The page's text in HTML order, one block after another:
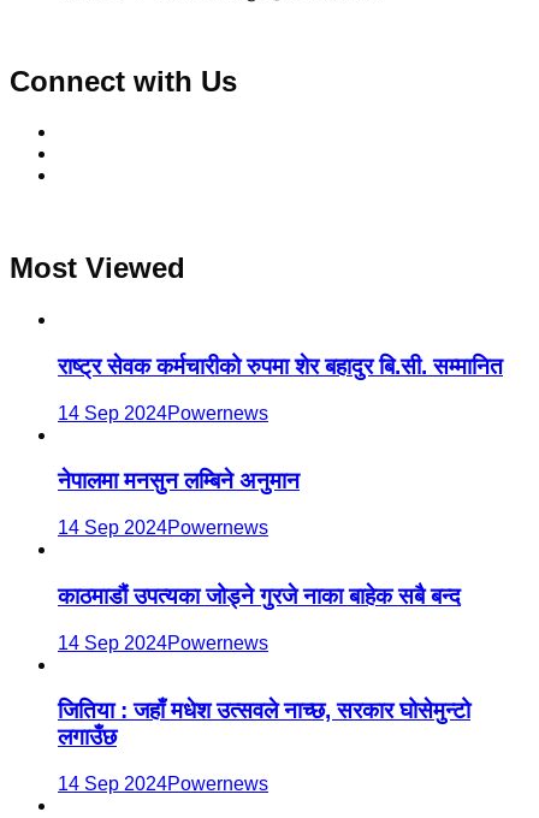
Connect with Us
Most Viewed
राष्ट्र सेवक कर्मचारीको रुपमा शेर बहादुर बि.सी. सम्मानित
14 Sep 2024Powernews
नेपालमा मनसुन लम्बिने अनुमान
14 Sep 2024Powernews
काठमाडौं उपत्यका जोड्ने गुरजे नाका बाहेक सबै बन्द
14 Sep 2024Powernews
जितिया : जहाँ मधेश उत्सवले नाच्छ, सरकार घोसेमुन्टो
लगाउँछ
14 Sep 2024Powernews